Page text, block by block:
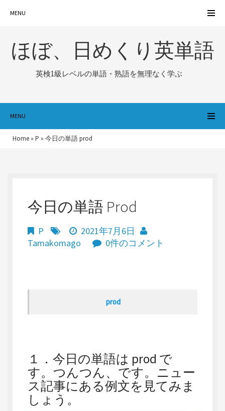
MENU
ほぼ、日めくり英単語
英検1級レベルの単語・熟語を無理なく学ぶ
MENU
Home » P » 今日の単語 prod
今日の単語 Prod
P
2021年7月6日
Tamakomago
0件のコメント
prod
１．今日の単語は prod で
す。つんつん、です。ニュー
ス記事にある例文を見てみま
しょう。